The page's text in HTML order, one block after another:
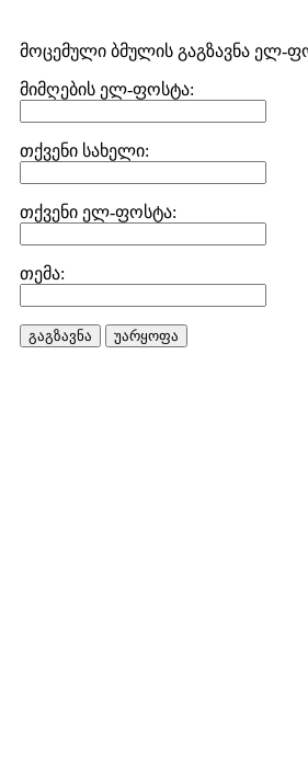
მოცემული ბმულის გაგზავნა ელ-
მიმღების ელ-ფოსტა:
თქვენი სახელი:
თქვენი ელ-ფოსტა:
თემა:
გაგზავნა უარყოფა